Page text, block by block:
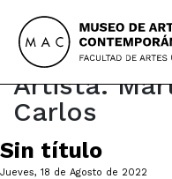
content
Artista:
Carlos
Sin título
Jueves, 18 de Agosto de 2022